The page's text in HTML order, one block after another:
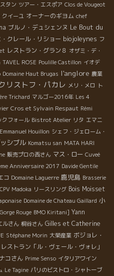
タン ツアー・エスポア Clos de Vougeot
クイーユ オーナーのギヨム chef
ブルノ・デュシェンヌ Le Bout du
クレール・リショー biojoleynes フ
レストラン・グラン８ オザミ・デ・
TAVEL ROSE Poulille Castillon イオデ
Domaine Haut Brugas l'anglore 農業
リストフ・パカレ メリ・メロ ト
Trichard マルゴー2016年 Les 4
Cros et Sylvain Respaut Rémi
クフォール Bistrot Atelier リタ エマニ
Emmanuel Houillon シェフ・ジェローム・
シブル Komatsu san MATA HARI
販売プロの西さん マス・ロー Cuveé
Anniversaire 2017 Davide Gentile
コ Domaine Laguerre 鹿児島 Brasserie
CPV Madoka リースリング Bois Moisset
Domaine de Chateau Gaillard 小
Rouge BMO Kiritani] Yann
ルさん 桐谷さん Gilles et Catherine
Stéphane Morin 大榮産業 ボジョレ・
レストラン「ル・ヴェール・ヴォレ」
コさん Prime Senso イタリアワイン
Le Tagine パリのビストロ・シャトーブ